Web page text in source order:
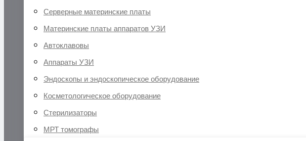
Серверные материнские платы
Материнские платы аппаратов УЗИ
Автоклавовы
Аппараты УЗИ
Эндоскопы и эндоскопическое оборудование
Косметологическое оборудование
Стерилизаторы
МРТ томографы